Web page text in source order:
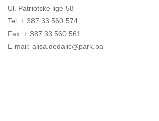
Ul. Patriotske lige 58
Tel. + 387 33 560 574
Fax. + 387 33 560 561
E-mail: alisa.dedajic@park.ba